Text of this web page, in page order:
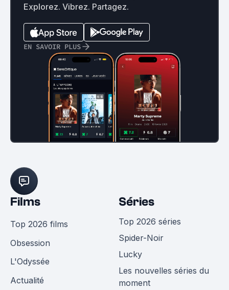
Explorez. Vibrez. Partagez.
EN SAVOIR PLUS
Films
Top 2026 films
Obsession
L'Odyssée
Actualité
Séries
Top 2026 séries
Spider-Noir
Lucky
Les nouvelles séries du
moment